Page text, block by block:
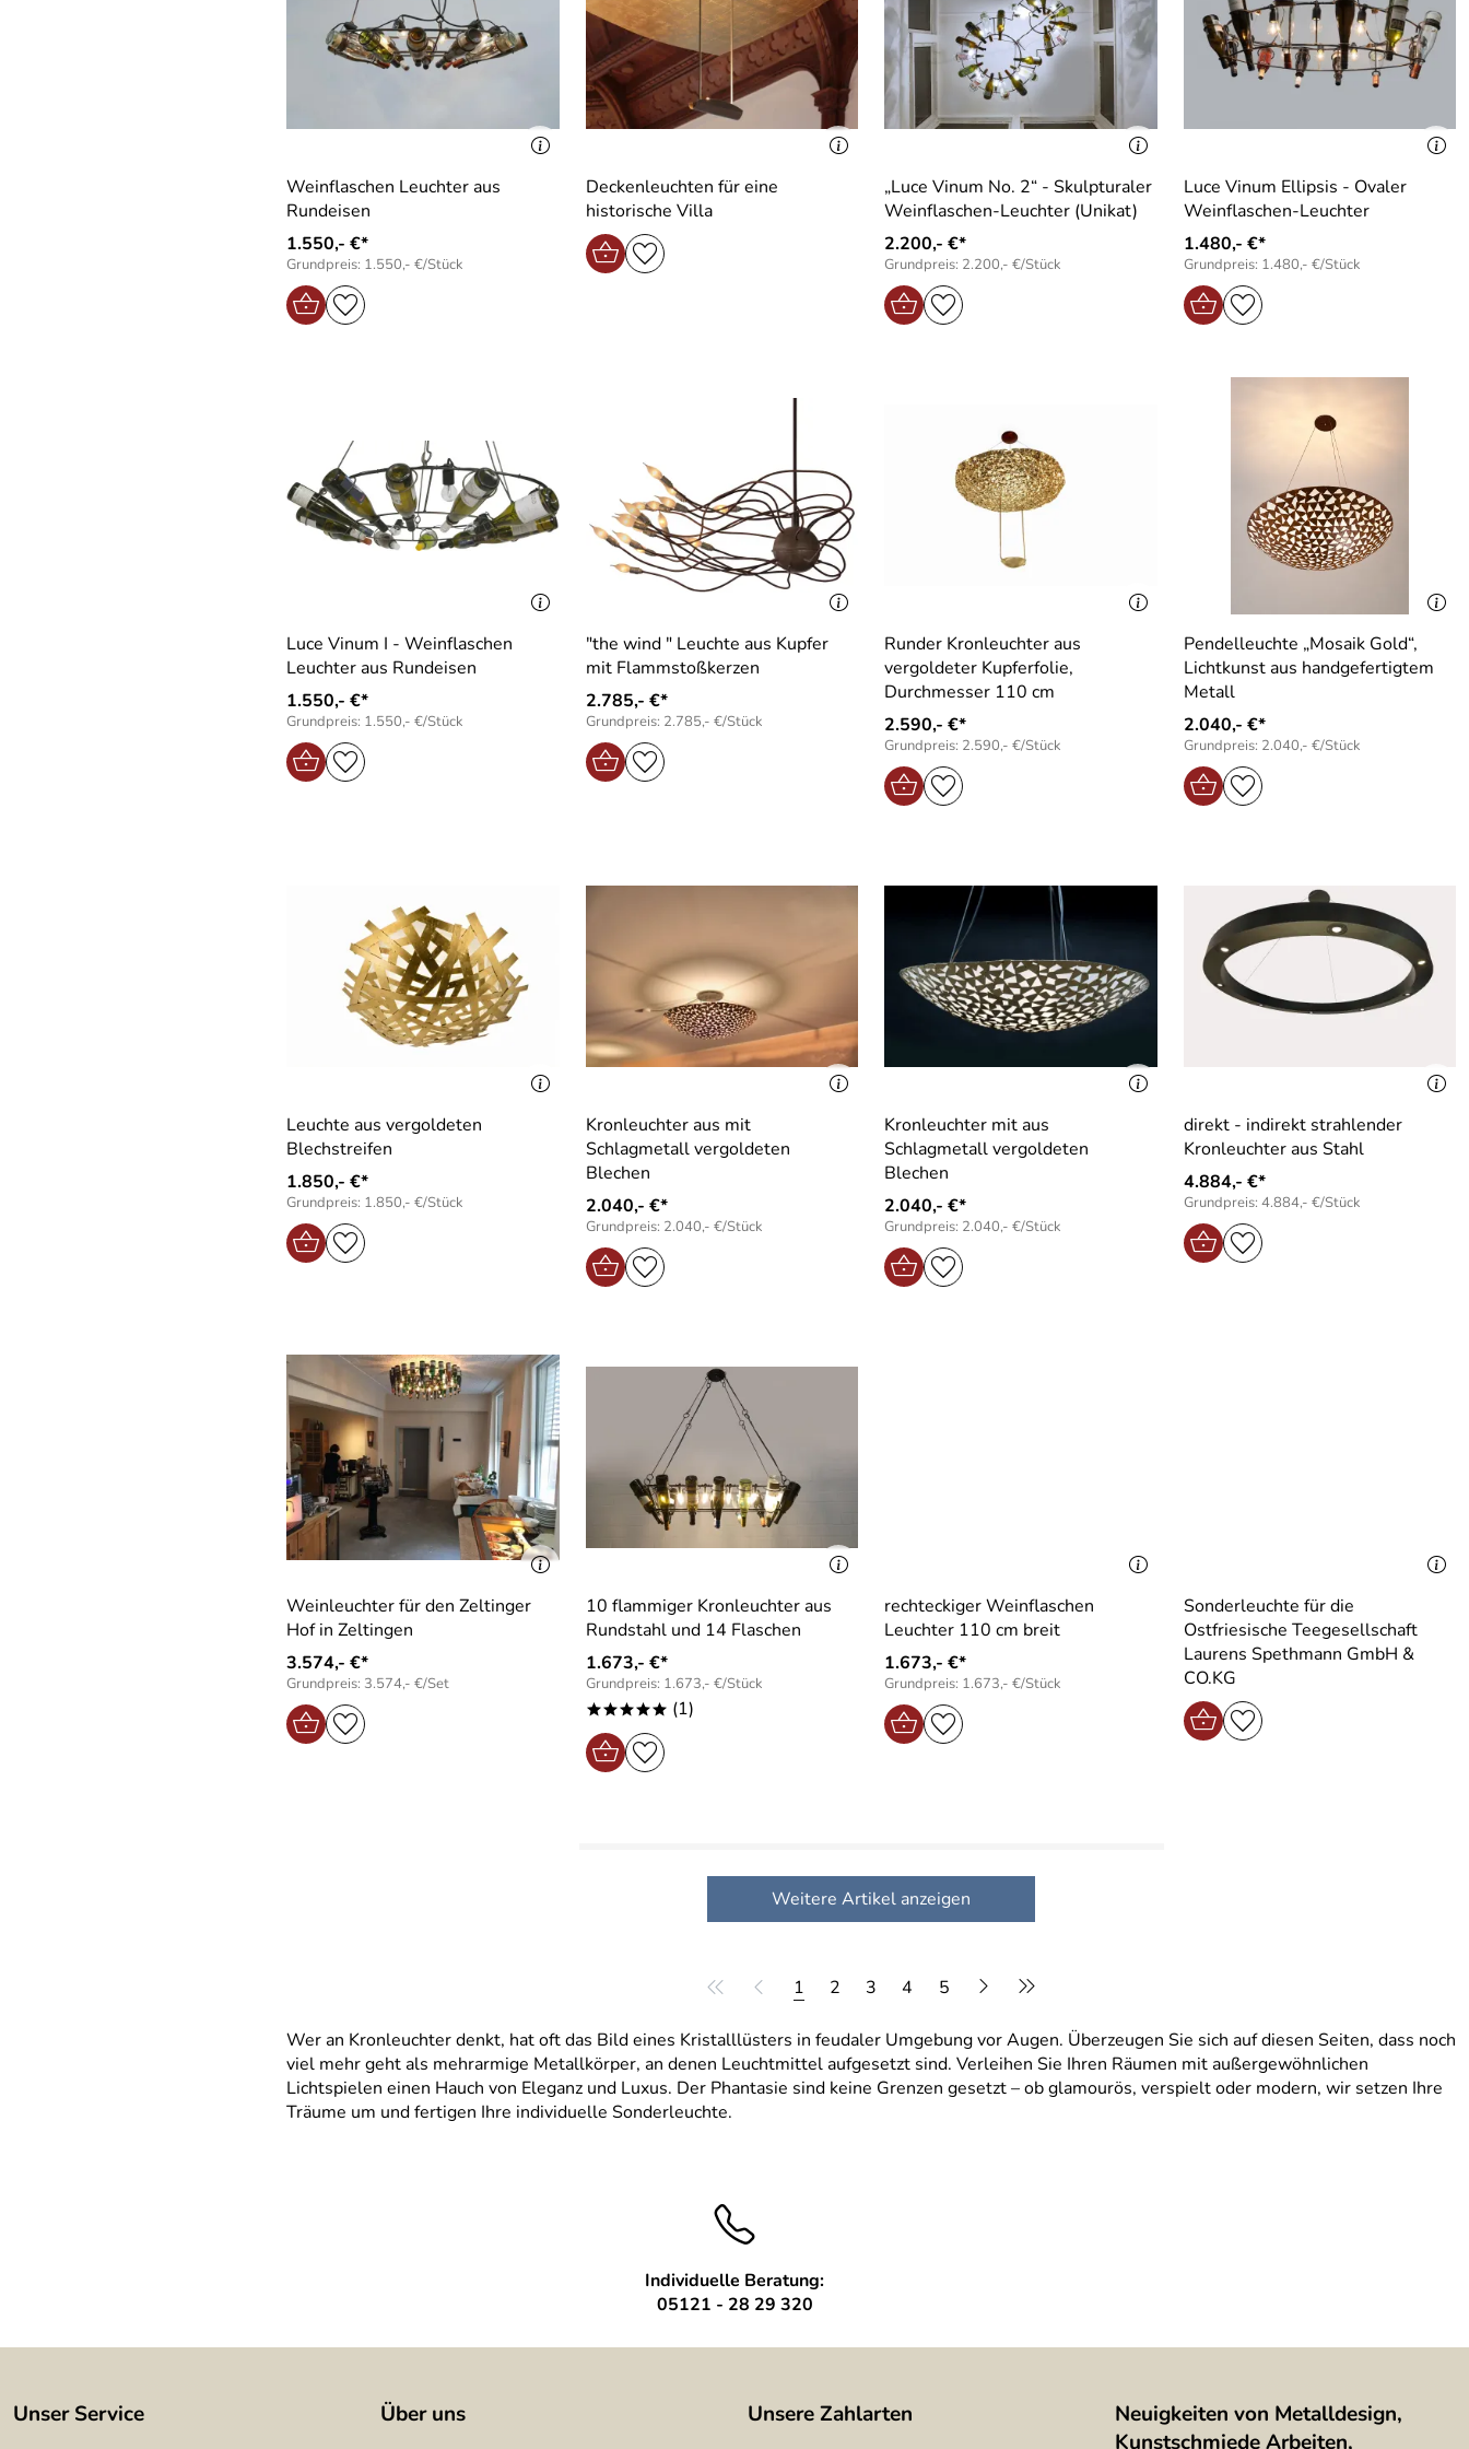
Weinflaschen Leuchter aus
Rundeisen
1.550,- €*
Grundpreis: 1.550,- €/Stück
Deckenleuchten für eine
historische Villa
„Luce Vinum No. 2“ - Skulpturaler
Weinflaschen-Leuchter (Unikat)
2.200,- €*
Grundpreis: 2.200,- €/Stück
Luce Vinum Ellipsis - Ovaler
Weinflaschen-Leuchter
1.480,- €*
Grundpreis: 1.480,- €/Stück
Luce Vinum I - Weinflaschen
Leuchter aus Rundeisen
1.550,- €*
Grundpreis: 1.550,- €/Stück
"the wind " Leuchte aus Kupfer
mit Flammstoßkerzen
2.785,- €*
Grundpreis: 2.785,- €/Stück
Runder Kronleuchter aus
vergoldeter Kupferfolie,
Durchmesser 110 cm
2.590,- €*
Grundpreis: 2.590,- €/Stück
Pendelleuchte „Mosaik Gold“,
Lichtkunst aus handgefertigtem
Metall
2.040,- €*
Grundpreis: 2.040,- €/Stück
Leuchte aus vergoldeten
Blechstreifen
1.850,- €*
Grundpreis: 1.850,- €/Stück
Kronleuchter aus mit
Schlagmetall vergoldeten
Blechen
2.040,- €*
Grundpreis: 2.040,- €/Stück
Kronleuchter mit aus
Schlagmetall vergoldeten
Blechen
2.040,- €*
Grundpreis: 2.040,- €/Stück
direkt - indirekt strahlender
Kronleuchter aus Stahl
4.884,- €*
Grundpreis: 4.884,- €/Stück
Weinleuchter für den Zeltinger
Hof in Zeltingen
3.574,- €*
Grundpreis: 3.574,- €/Set
10 flammiger Kronleuchter aus
Rundstahl und 14 Flaschen
1.673,- €*
Grundpreis: 1.673,- €/Stück
***** (1)
rechteckiger Weinflaschen
Leuchter 110 cm breit
1.673,- €*
Grundpreis: 1.673,- €/Stück
Sonderleuchte für die
Ostfriesische Teegesellschaft
Laurens Spethmann GmbH &
CO.KG
Weitere Artikel anzeigen
1 2 3 4 5
Wer an Kronleuchter denkt, hat oft das Bild eines Kristalllüsters in feudaler Umgebung vor Augen. Überzeugen Sie sich auf diesen Seiten, dass noch
viel mehr geht als mehrarmige Metallkörper, an denen Leuchtmittel aufgesetzt sind. Verleihen Sie Ihren Räumen mit außergewöhnlichen
Lichtspielen einen Hauch von Eleganz und Luxus. Der Phantasie sind keine Grenzen gesetzt – ob glamourös, verspielt oder modern, wir setzen Ihre
Träume um und fertigen Ihre individuelle Sonderleuchte.
Individuelle Beratung:
05121 - 28 29 320
Unser Service Über uns Unsere Zahlarten
Neuigkeiten von Metalldesign,
Kunstschmiede Arbeiten,